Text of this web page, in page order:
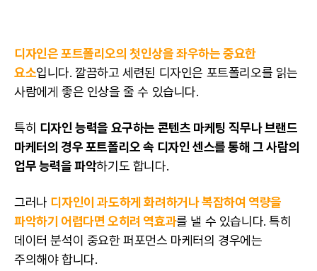
디자인은 포트폴리오의 첫인상을 좌우하는 중요한
요소입니다. 깔끔하고 세련된 디자인은 포트폴리오를 읽는
사람에게 좋은 인상을 줄 수 있습니다.
특히 디자인 능력을 요구하는 콘텐츠 마케팅 직무나 브랜드
마케터의 경우 포트폴리오 속 디자인 센스를 통해 그 사람의
업무 능력을 파악하기도 합니다.
그러나 디자인이 과도하게 화려하거나 복잡하여 역량을
파악하기 어렵다면 오히려 역효과를 낼 수 있습니다. 특히
데이터 분석이 중요한 퍼포먼스 마케터의 경우에는
주의해야 합니다.